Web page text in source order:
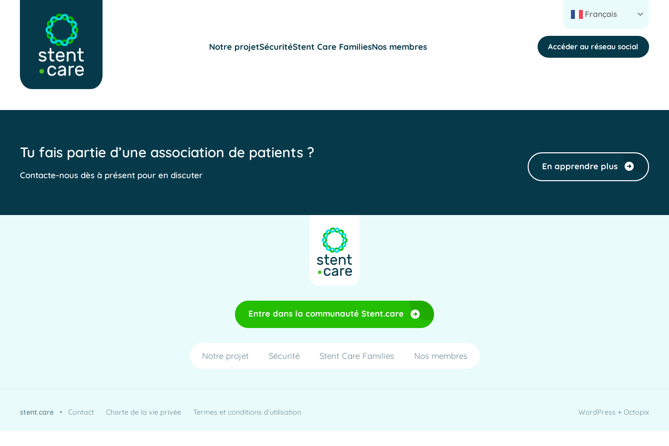
Français
Notre projetSécuritéStent Care FamiliesNos membres Accéder au réseau social
Tu fais partie d’une association de patients ?
Contacte-nous dès à présent pour en discuter
En apprendre plus
Entre dans la communauté Stent.care
Notre projet Sécurité Stent Care Families Nos membres
stent.care •Contact Charte de la vie privée Termes et conditions d’utilisation WordPress + Octopix